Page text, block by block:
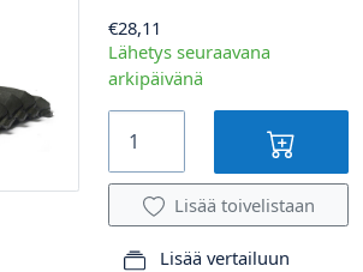
€28,11
Lähetys seuraavana
arkipäivänä
Lisää toivelistaan
Lisää vertailuun